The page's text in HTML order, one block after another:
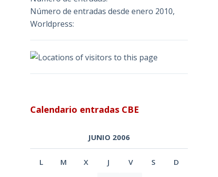
Número de entradas desde enero 2010,
Worldpress:
Calendario entradas CBE
JUNIO 2006
L M X J V S D